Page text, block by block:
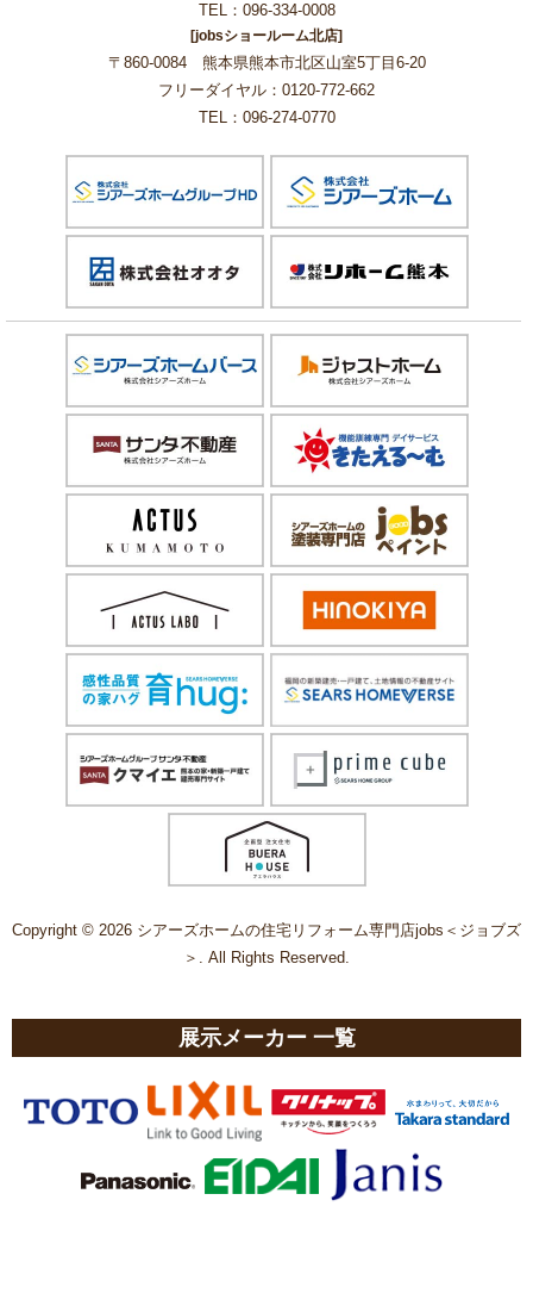
TEL：096-334-0008
[jobsショールーム北店]
〒860-0084 熊本県熊本市北区山室5丁目6-20
フリーダイヤル：0120-772-662
TEL：096-274-0770
Copyright © 2026 シアーズホームの住宅リフォーム専門店jobs＜ジョブズ
＞. All Rights Reserved.
展示メーカー 一覧